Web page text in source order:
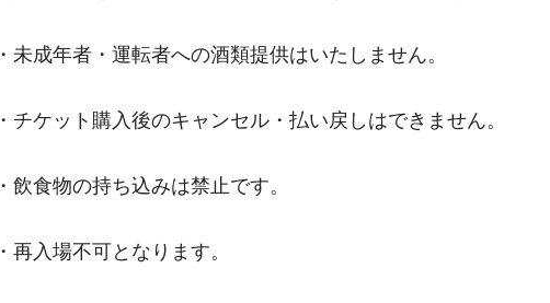
・未成年者・運転者への酒類提供はいたしません。
・チケット購入後のキャンセル・払い戻しはできません。
・飲食物の持ち込みは禁止です。
・再入場不可となります。